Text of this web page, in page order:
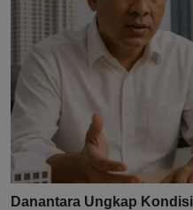
Danantara Ungkap